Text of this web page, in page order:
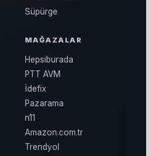
Süpürge
MAĞAZALAR
Hepsiburada
PTT AVM
İdefix
Pazarama
n11
Amazon.com.tr
Trendyol